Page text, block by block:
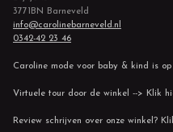
3771BN Barneveld
info@carolinebarneveld.nl
0342-42 23 46
Caroline mode voor baby & kind is
Virtuele tour door de winkel --> Klik
Review schrijven over onze winkel?